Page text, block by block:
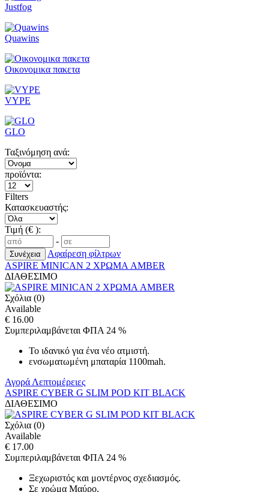
Justfog
Quawins
Οικονομικα πακετα
VYPE
GLO
Ταξινόμηση ανά:
προϊόντα:
Filters
Κατασκευαστής:
Τιμή (€ ):
-
Αφαίρεση φίλτρων
ASPIRE MINICAN 2 ΧΡΩΜΑ AMBER
ΔΙΑΘΕΣΙΜΟ
Σχόλια (0)
Available
€ 16.00
Συμπεριλαμβάνεται ΦΠΑ 24 %
Το ιδανικό για ένα νέο ατμιστή.
ενσωματωμένη μπαταρία 1100mah.
Αγορά Λεπτομέρειες
ASPIRE CYBER G SLIM POD KIT BLACK
ΔΙΑΘΕΣΙΜΟ
Σχόλια (0)
Available
€ 17.00
Συμπεριλαμβάνεται ΦΠΑ 24 %
Ξεχωριστός και μοντέρνος σχεδιασμός.
Σε χρώμα Μαύρο.